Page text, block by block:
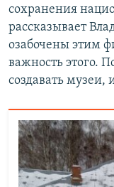
сохранения
рассказывает
озабочены этим
важность этого.
создавать музеи,